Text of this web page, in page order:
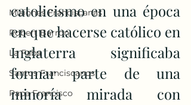
Misiones Franciscanas
Robert Barron
La Faba
Santos Franciscanos
Papa Francisco
catolicismo en una época
en que hacerse católico en
Inglaterra significaba
formar parte de una
minoría mirada con